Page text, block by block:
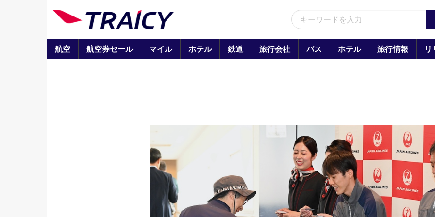
航空 航空券セール マイル ホテル 鉄道 旅行会社 バス ホテル 旅行情報 リ